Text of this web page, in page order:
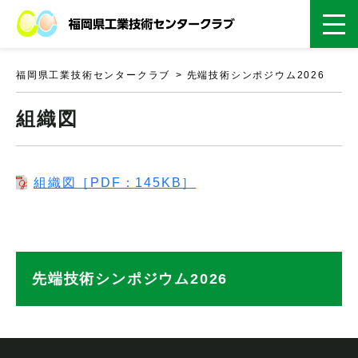
福岡県工業技術センタークラブ 先端技術シンポジウム2026
組織図
組織図［PDF：145KB］
先端技術シンポジウム2026